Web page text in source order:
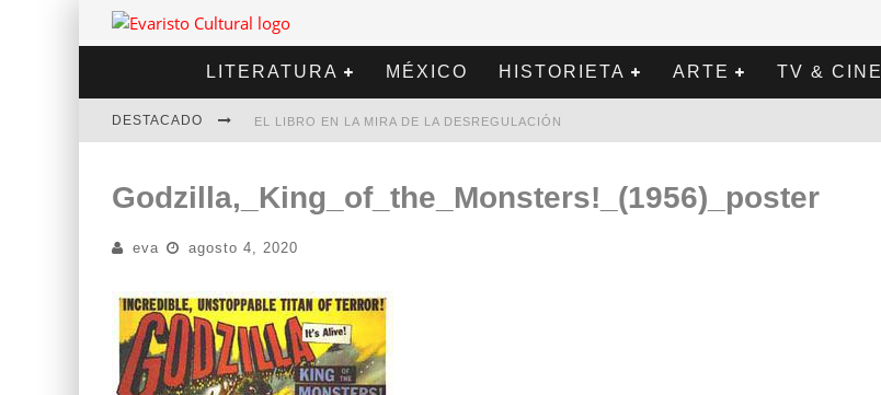
LITERATURA MÉXICO HISTORIETA ARTE TV & CINE
DESTACADO EL LIBRO EN LA MIRA DE LA DESREGULACIÓN
DIEGO MERET | HOTEL ACAPULCO
ALEJANDRA CORREA | LA NIEVE
Godzilla,_King_of_the_Monsters!_(1956)_poster
eva agosto 4, 2020